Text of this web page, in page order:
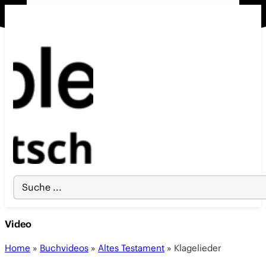
Search
...
Video
Home » Buchvideos » Altes Testament » Klagelieder